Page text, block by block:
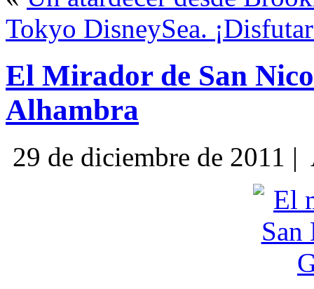
Tokyo DisneySea.
El Mirador de San
Alhambra
29 de diciembre de 2011 |